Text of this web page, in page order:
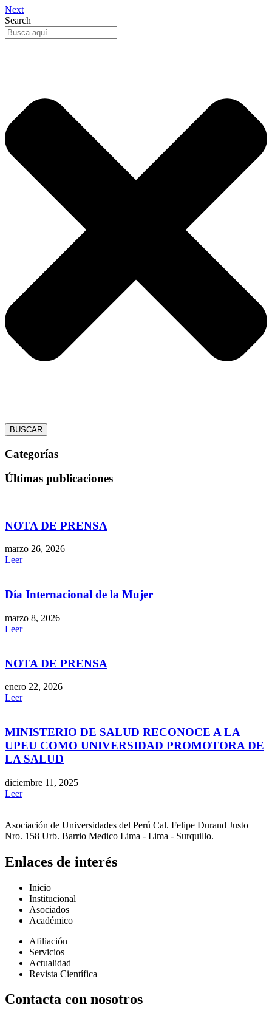
Next
Search
BUSCAR
Categorías
Últimas publicaciones
NOTA DE PRENSA
marzo 26, 2026
Leer
Día Internacional de la Mujer
marzo 8, 2026
Leer
NOTA DE PRENSA
enero 22, 2026
Leer
MINISTERIO DE SALUD RECONOCE A LA
UPEU COMO UNIVERSIDAD PROMOTORA DE
LA SALUD
diciembre 11, 2025
Leer
Asociación de Universidades del Perú Cal. Felipe Durand Justo
Nro. 158 Urb. Barrio Medico Lima - Lima - Surquillo.
Enlaces de interés
Inicio
Institucional
Asociados
Académico
Afiliación
Servicios
Actualidad
Revista Científica
Contacta con nosotros